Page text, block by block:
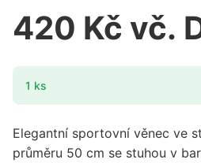
420 Kč vč.
1 ks
Elegantní sportovní věnec ve
průměru 50 cm se stuhou v